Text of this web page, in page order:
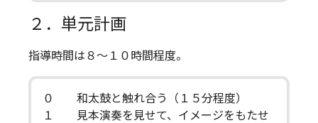
２．単元計画
指導時間は８～１０時間程度。
０ 和太鼓と触れ合う（１５分程度）
１ 見本演奏を見せて、イメージをもたせ